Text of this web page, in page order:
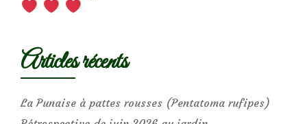
Articles récents
La Punaise à pattes rousses (Pentatoma rufipes)